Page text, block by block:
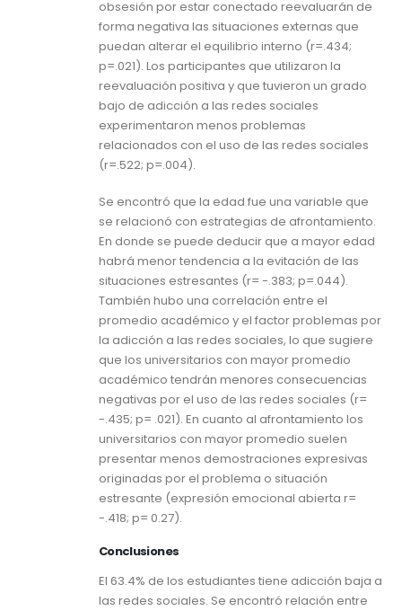
obsesión por estar conectado reevaluarán de
forma negativa las situaciones externas que
puedan alterar el equilibrio interno (r=.434;
p=.021). Los participantes que utilizaron la
reevaluación positiva y que tuvieron un grado
bajo de adicción a las redes sociales
experimentaron menos problemas
relacionados con el uso de las redes sociales
(r=.522; p=.004).
Se encontró que la edad fue una variable que
se relacionó con estrategias de afrontamiento.
En donde se puede deducir que a mayor edad
habrá menor tendencia a la evitación de las
situaciones estresantes (r= -.383; p=.044).
También hubo una correlación entre el
promedio académico y el factor problemas por
la adicción a las redes sociales, lo que sugiere
que los universitarios con mayor promedio
académico tendrán menores consecuencias
negativas por el uso de las redes sociales (r=
-.435; p= .021). En cuanto al afrontamiento los
universitarios con mayor promedio suelen
presentar menos demostraciones expresivas
originadas por el problema o situación
estresante (expresión emocional abierta r=
-.418; p= 0.27).
Conclusiones
El 63.4% de los estudiantes tiene adicción baja a
las redes sociales. Se encontró relación entre